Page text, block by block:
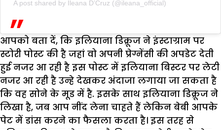
A post shared by Ileana D’Cruz (@ileana_official)
आपको बता दें, कि इलियाना डिक्रूज ने इंस्टाग्राम पर
स्टोरी पोस्ट की है जहां वो अपनी प्रेग्नेंसी की अपडेट देती
हुई नजर आ रही है इस पोस्ट में इलियाना बिस्टर पर लेटी
नजर आ रही है उन्हे देखकर अंदाजा लगाया जा सकता है
कि वह सोने के मूड में है. इसके साथ इलियाना डिक्रूज ने
लिखा है, जब आप नींद लेना चाहते हैं लेकिन बेबी आपके
पेट में डांस करने का फैसला करता है। इस तरह से